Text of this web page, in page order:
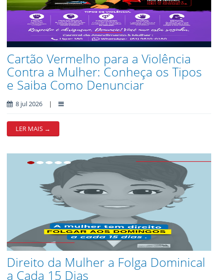
Cartão Vermelho para a Violência
Contra a Mulher: Conheça os Tipos
e Saiba Como Denunciar
8 jul 2026 |
LER MAIS →
Direito da Mulher a Folga Dominical
a Cada 15 Dias